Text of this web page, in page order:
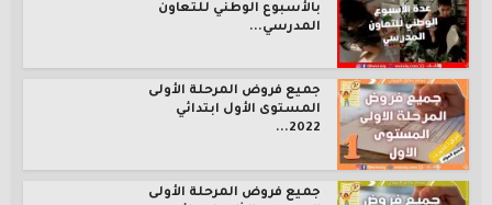
بالأسبوع الوطني للتعاون
المدرسي...
جميع فروض المرحلة الأولى
المستوى الأول ابتدائي
2022...
جميع فروض المرحلة الأولى